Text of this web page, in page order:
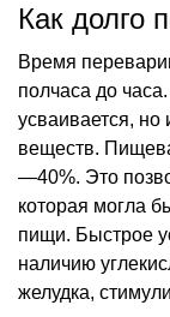
Как долго
Время
полчаса до
усваивается, но
веществ.
—40%. Это
которая могла
пищи. Быстрое
наличию
желудка,